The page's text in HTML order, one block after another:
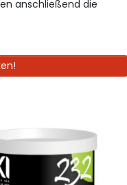
anschließend die